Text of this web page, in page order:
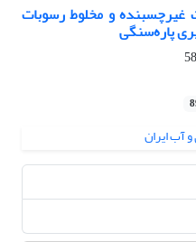
و مخلوط رسوبات
پاره‌سنگی